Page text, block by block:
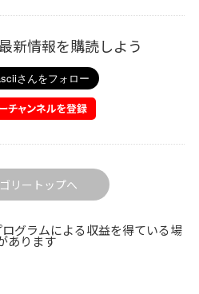
新情報を購読しよう
リートップへ
グラムによる収益を得ている場
あります